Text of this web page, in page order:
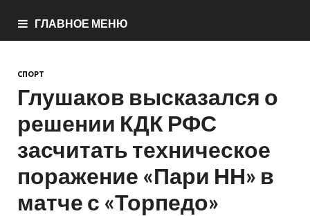
ГЛАВНОЕ МЕНЮ
СПОРТ
Глушаков высказался о
решении КДК РФС
засчитать техническое
поражение «Пари НН» в
матче с «Торпедо»